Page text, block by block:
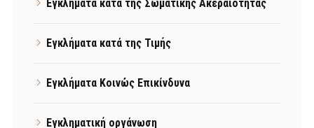
Εγκλήματα κατά της Σωματικής Ακεραιότητας
Εγκλήματα κατά της Τιμής
Εγκλήματα Κοινώς Επικίνδυνα
Εγκληματική οργάνωση